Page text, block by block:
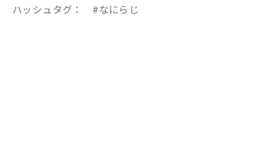
ハッシュタグ： #なにらじ